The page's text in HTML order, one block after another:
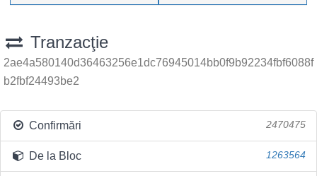
Tranzacţie
2ae4a580140d36463256e1dc76945014bb0f9b92234fbf6088f
b2fbf24493be2
Confirmări 2470475
De la Bloc 1263564